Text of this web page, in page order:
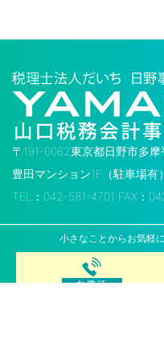
〒191-0062東京都日野市多摩
豊田マンション1F（駐車場有）
TEL：042-581-4701 FAX：
小さなことからお気軽